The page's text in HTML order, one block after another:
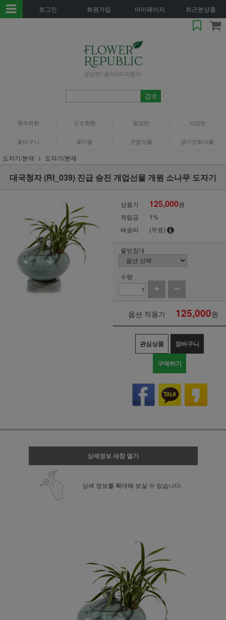
로그인 회원가입 마이페이지 최근본상품
축하화환 근조화환 동양란 서양란
꽃바구니 꽃다발 관엽식물 공기정화식물
도자기/분재 도자기/분재
대국청자 (RI_039) 진급 승진 개업선물 개원 소나무 도자기
상품가 125,000원
적립금
1%
배송비
(무료)
물받침대
수량
옵션 적용가 125,000원
관심상품 장바구니
구매하기
상세정보 새창 열기
상세 정보를 확대해 보실 수 있습니다.